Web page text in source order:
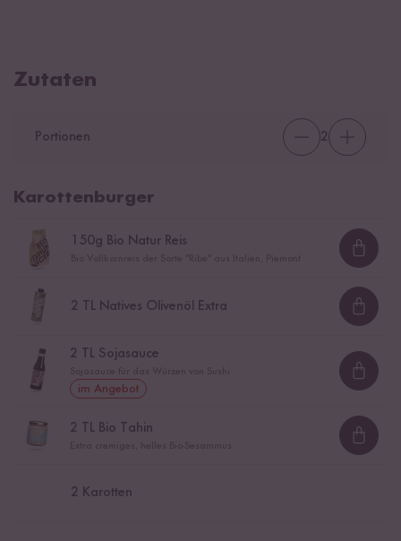
Zutaten
Portionen 2
Karottenburger
150g Bio Natur Reis
2 TL Natives Olivenöl Extra
2 TL Sojasauce
im Angebot
2 TL Bio Tahin
2 Karotten